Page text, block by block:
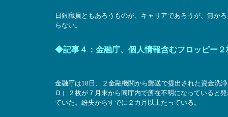
日銀職員ともあろうものが、キャリアであろうが、無か
らない。
◆記事４：金融庁、個人情報含むフロッピー
金融庁は18日、２金融機関から郵送で提出された資金洗
Ｄ）２枚が７月末から同庁内で所在不明になっていると
ていた。紛失からすでに２カ月以上たっている。